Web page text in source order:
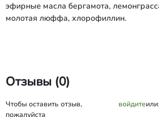
эфирные масла бергамота,
молотая люффа, хлорофиллин.
Отзывы (0)
Чтобы оставить отзыв,
пожалуйста
войдитеили